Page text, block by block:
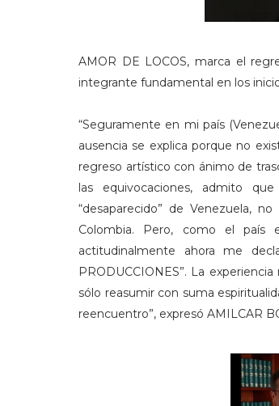
AMOR DE LOCOS, marca el
integrante fundamental en los
“Seguramente en mi país
ausencia se explica porque no
regreso artístico con ánimo de
las equivocaciones, admito
“desaparecido” de Venezuela,
Colombia. Pero, como el
actitudinalmente ahora me
PRODUCCIONES”. La
sólo reasumir con suma
reencuentro”, expresó AMILCAR